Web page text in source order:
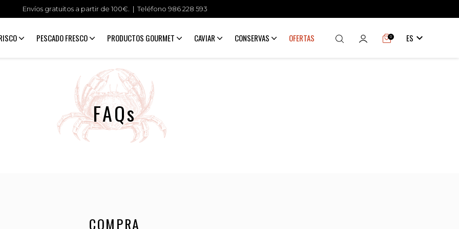
Envíos gratuitos a partir de 100€. | Teléfono 986 228 593
PESCADO FRESCO PRODUCTOS GOURMET CAVIAR CONSERVAS OFERTAS 0 ES 
FAQs
COMPRA